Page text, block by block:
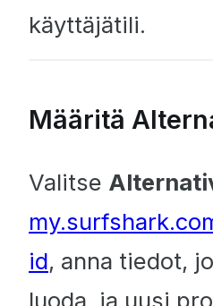
käyttäjätili.
Määritä
Valitse
id, anna tiedot,
luoda, ja uusi